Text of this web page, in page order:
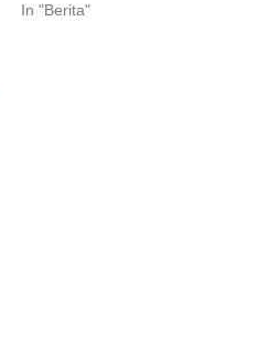
In "Berita"